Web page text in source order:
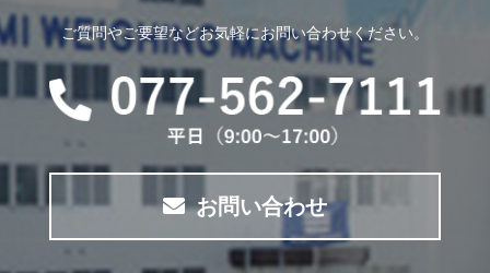
ご質問やご要望などお気軽にお問い合わせください。
お問い合わせ